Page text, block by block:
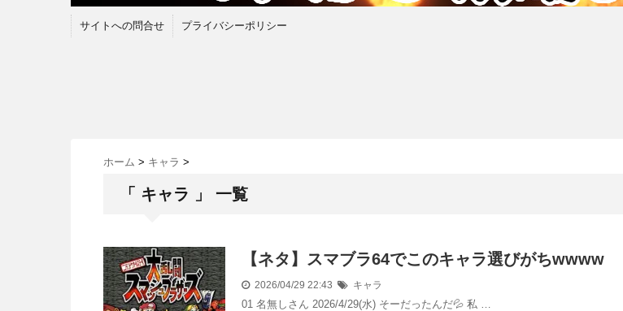
サイトへの問合せ プライバシーポリシー
ホーム > キャラ >
「 キャラ 」 一覧
【ネタ】スマブラ64でこのキャラ選びがちwwww
2026/04/29 22:43 キャラ
01 名無しさん 2026/4/29(水) そーだったんだ💦 私 …